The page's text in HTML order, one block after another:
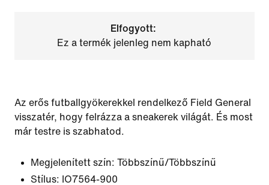
Elfogyott:
Ez a termék jelenleg nem kapható
Az erős futballgyökerekkel rendelkező Field General
visszatér, hogy felrázza a sneakerek világát. És most
már testre is szabhatod.
Megjelenített szín: Többszínű/Többszínű
Stílus: IO7564-900